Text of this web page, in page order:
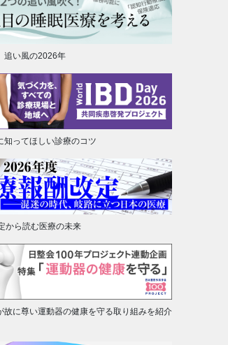
追い風の2026年
知ってほしい診療のコツ
から読む医療の未来
故に尊い運動器の健康を守る取り組みを紹介